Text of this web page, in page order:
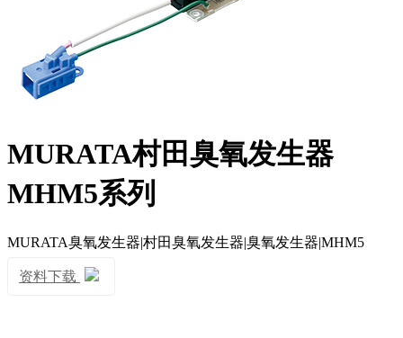
MURATA村田臭氧发生器
MHM5系列
MURATA臭氧发生器|村田臭氧发生器|臭氧发生器|MHM5
资料下载